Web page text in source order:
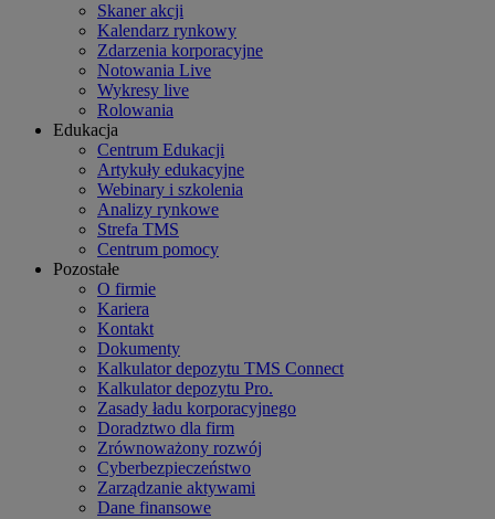
Skaner akcji
Kalendarz rynkowy
Zdarzenia korporacyjne
Notowania Live
Wykresy live
Rolowania
Edukacja
Centrum Edukacji
Artykuły edukacyjne
Webinary i szkolenia
Analizy rynkowe
Strefa TMS
Centrum pomocy
Pozostałe
O firmie
Kariera
Kontakt
Dokumenty
Kalkulator depozytu TMS Connect
Kalkulator depozytu Pro.
Zasady ładu korporacyjnego
Doradztwo dla firm
Zrównoważony rozwój
Cyberbezpieczeństwo
Zarządzanie aktywami
Dane finansowe